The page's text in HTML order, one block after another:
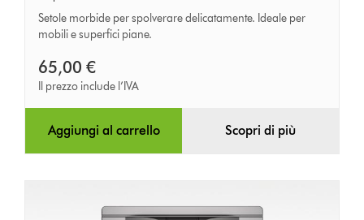
fibra
di
carbonio
ad
attacco
rapido
Setole morbide per spolverare delicatamente. Ideale per
mobili e superfici piane.
65,00 €
Il prezzo include l’IVA
Aggiungi al carrello Scopri di più